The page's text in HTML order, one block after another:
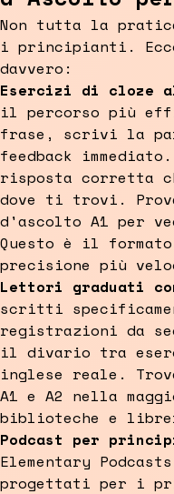
Non tutta la
i principianti.
davvero:
Esercizi di cloze
il percorso più
frase, scrivi la
feedback
risposta corretta
dove ti trovi.
d'ascolto A1 per
Questo è il
precisione più
Lettori graduati
scritti
registrazioni da
il divario tra
inglese reale.
A1 e A2 nella
biblioteche e
Podcast per
Elementary
progettati per i